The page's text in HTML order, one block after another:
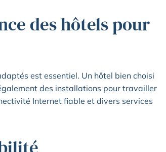
des hôtels pour
est essentiel. Un hôtel bien choisi
des installations pour travailler
Internet fiable et divers services